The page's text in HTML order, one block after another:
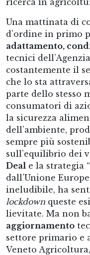
ricerca in
Una mattinata di
d’ordine in primo
adattamento,
tecnici
costantemente il
che lo sta
parte dello stesso
consumatori di
la sicurezza
dell’ambiente,
sempre più
sull’equilibrio dei
Deal e la strategia
dall’Unione
ineludibile, ha
lockdown queste
lievitate. Ma non
aggiornamento
settore primario e
Veneto